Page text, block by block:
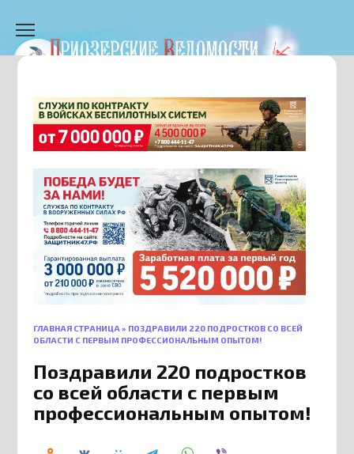
содержанию
ГЛАВНАЯ СТРАНИЦА » ПОЗДРАВИЛИ 220 ПОДРОСТКОВ СО ВСЕЙ
ОБЛАСТИ С ПЕРВЫМ ПРОФЕССИОНАЛЬНЫМ ОПЫТОМ!
Поздравили 220 подростков
со всей области с первым
профессиональным опытом!